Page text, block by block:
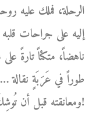
الرحلة، فملك عليه
إليه على جراحات قلبه
ناهضاً، متكئاً تارةً
طوراً في عَرَبَةٍ نقالة
ومعانقته قبل أن تُوشِكَ شمسه على الغياب ؟!